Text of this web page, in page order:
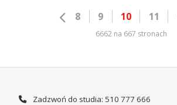
8 9 10 11
6662 na 667 stronach
Zadzwoń do studia: 510 777 666